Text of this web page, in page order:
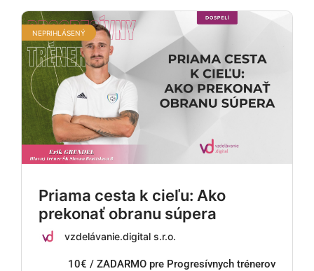
NEPRIHLÁSENÝ
Priama cesta k cieľu: Ako
prekonať obranu súpera
vzdelávanie.digital s.r.o.
10€ / ZADARMO pre Progresívnych trénerov